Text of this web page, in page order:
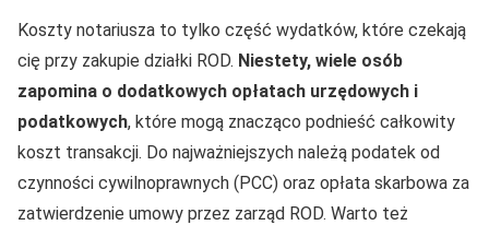
Koszty notariusza to tylko część wydatków, które czekają
cię przy zakupie działki ROD. Niestety, wiele osób
zapomina o dodatkowych opłatach urzędowych i
podatkowych, które mogą znacząco podnieść całkowity
koszt transakcji. Do najważniejszych należą podatek od
czynności cywilnoprawnych (PCC) oraz opłata skarbowa za
zatwierdzenie umowy przez zarząd ROD. Warto też